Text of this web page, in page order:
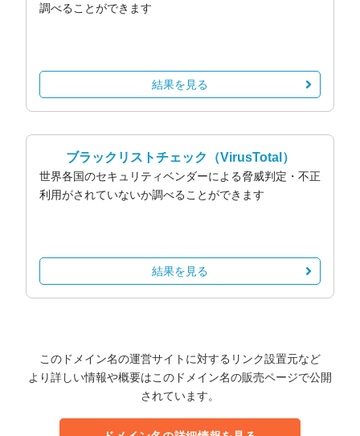
調べることができます
結果を見る
ブラックリストチェック （VirusTotal）
世界各国のセキュリティベンダーによる脅威判定・不正
利用がされていないか調べることができます
結果を見る
このドメイン名の運営サイトに対するリンク設置元など
より詳しい情報や概要はこのドメイン名の販売ページで公開
されています。